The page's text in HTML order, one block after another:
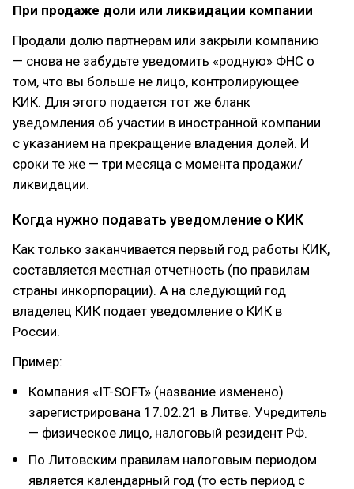
При продаже доли или ликвидации компании
Продали долю партнерам или закрыли компанию
— снова не забудьте уведомить «родную» ФНС о
том, что вы больше не лицо, контролирующее
КИК. Для этого подается тот же бланк
уведомления об участии в иностранной компании
с указанием на прекращение владения долей. И
сроки те же — три месяца с момента продажи/
ликвидации.
Когда нужно подавать уведомление о КИК
Как только заканчивается первый год работы КИК,
составляется местная отчетность (по правилам
страны инкорпорации). А на следующий год
владелец КИК подает уведомление о КИК в
России.
Пример:
Компания «IT-SOFT» (название изменено)
зарегистрирована 17.02.21 в Литве. Учредитель
— физическое лицо, налоговый резидент РФ.
По Литовским правилам налоговым периодом
является календарный год (то есть период с